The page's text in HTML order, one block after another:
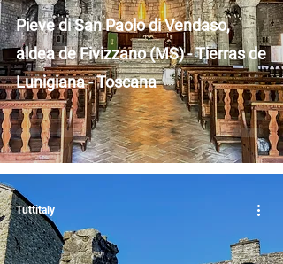
Pieve di San Paolo di Vendaso,
aldea de Fivizzano (MS) - Tierras de
Lunigiana - Toscana
Tuttitaly